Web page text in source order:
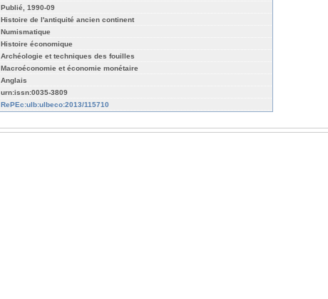
Publié, 1990-09
Histoire de l'antiquité ancien continent
Numismatique
Histoire économique
Archéologie et techniques des fouilles
Macroéconomie et économie monétaire
Anglais
urn:issn:0035-3809
RePEc:ulb:ulbeco:2013/115710